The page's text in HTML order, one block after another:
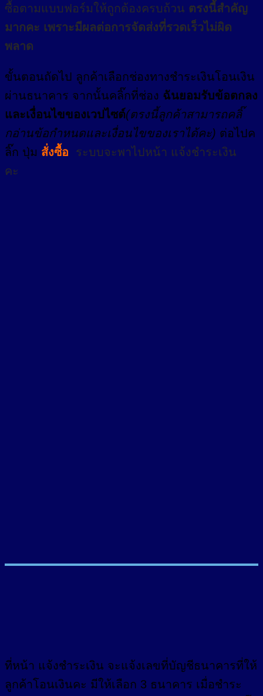
ซื้อตามแบบฟอร์มให้ถูกต้องครบถ้วน ตรงนี้สำคัญ
มากคะ เพราะมีผลต่อการจัดส่งที่รวดเร็วไม่ผิด
พลาด
ขั้นตอนถัดไป ลูกค้าเลือกช่องทางชำระเงินโอนเงิน
ผ่านธนาคาร จากนั้นคลิ๊กที่ช่อง ฉันยอมรับข้อตกลง
และเงื่อนไขของเวปไซต์(ตรงนี้ลูกค้าสามารถคลิ๊
กอ่านข้อกำหนดและเงื่อนไขของเราได้คะ) ต่อไปค
ลิ๊ก ปุ่ม สั่งซื้อ
ระบบจะพาไปหน้า แจ้งชำระเงิน
คะ
ที่หน้า แจ้งชำระเงิน จะแจ้งเลขที่บัญชีธนาคารที่ให้
ลูกค้าโอนเงินคะ มีให้เลือก 3 ธนาคาร เมื่อชำระ